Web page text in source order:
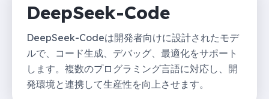
DeepSeek-Code
DeepSeek-Codeは開発者向けに設計されたモデ
ルで、コード生成、デバッグ、最適化をサポート
します。複数のプログラミング言語に対応し、開
発環境と連携して生産性を向上させます。